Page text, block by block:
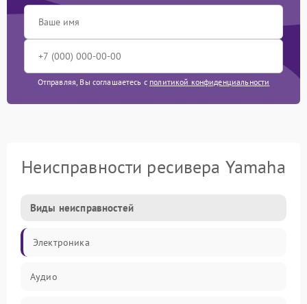
Отправляя, Вы соглашаетесь с политикой конфиденциальности
Неисправности ресивера Yamaha
Виды неисправностей
Электроника
Аудио